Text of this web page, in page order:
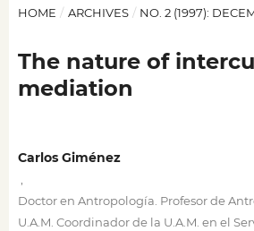
HOME / ARCHIVES / NO. 2 (1997):
The nature of
mediation
Carlos Giménez
Doctor en Antropología. Profesor de
U.A.M. Coordinador de la U.A.M. en el